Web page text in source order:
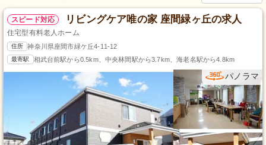
スピード対応 リビングケア唯の家 座間緑ヶ丘の求人
住宅型有料老人ホーム
住所 神奈川県座間市緑ケ丘4-11-12
最寄駅 相武台前駅から0.5km、中央林間駅から3.7km、海老名駅から4.8km
パノラマ